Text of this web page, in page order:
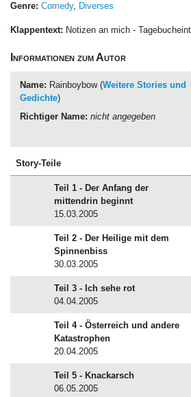
Genre: Comedy, Diverses
Klappentext: Notizen an mich -
Informationen zum Autor
Name: Rainboybow (Weitere Stories und
Gedichte)
Richtiger Name: nicht angegeben
Story-Teile
Teil 1 - Der Anfang der
mittendrin beginnt
15.03.2005
Teil 2 - Der Heilige mit dem
Spinnenbiss
30.03.2005
Teil 3 - Ich sehe rot
04.04.2005
Teil 4 - Österreich und andere
Katastrophen
20.04.2005
Teil 5 - Knackarsch
06.05.2005